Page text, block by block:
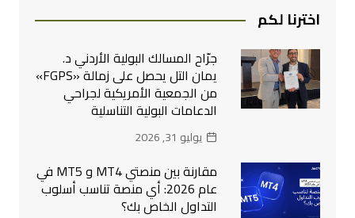
اخترنا لكم
جرّاح المسالك البولية الأردني د.
يمان التل يحصل على زمالة «FGPS»
من الجمعية الأمريكية لجراحي
الدعامات البولية التناسلية
يوليو 31, 2026
مقارنة بين منصتي MT4 و MT5 في
عام 2026: أي منصة تناسب أسلوب
التداول الخاص بك؟